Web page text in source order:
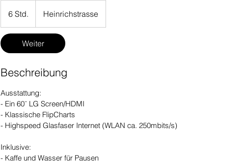
6 Std.
S
d
Heinrichstrasse
Weiter
Beschreibung
Ausstattung:
- Ein 60¨ LG Screen/HDMI
- Klassische FlipCharts
- Highspeed Glasfaser Internet (WLAN ca. 250mbits/s)
Inklusive:
- Kaffe und Wasser für Pausen